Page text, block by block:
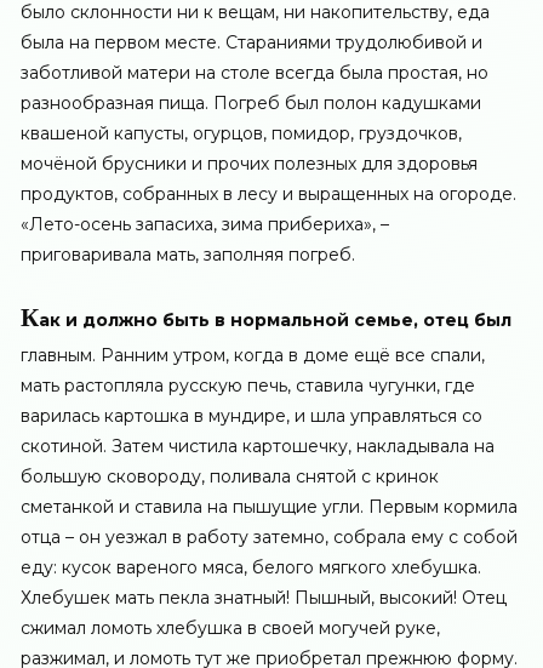
было склонности ни к вещам, ни накопительству, еда
была на первом месте. Стараниями трудолюбивой и
заботливой матери на столе всегда была простая, но
разнообразная пища. Погреб был полон кадушками
квашеной капусты, огурцов, помидор, груздочков,
мочёной брусники и прочих полезных для здоровья
продуктов, собранных в лесу и выращенных на огороде.
«Лето-осень запасиха, зима прибериха», –
приговаривала мать, заполняя погреб.
Как и должно быть в нормальной семье, отец был
главным. Ранним утром, когда в доме ещё все спали,
мать растопляла русскую печь, ставила чугунки, где
варилась картошка в мундире, и шла управляться со
скотиной. Затем чистила картошечку, накладывала на
большую сковороду, поливала снятой с кринок
сметанкой и ставила на пышущие угли. Первым кормила
отца – он уезжал в работу затемно, собрала ему с собой
еду: кусок вареного мяса, белого мягкого хлебушка.
Хлебушек мать пекла знатный! Пышный, высокий! Отец
сжимал ломоть хлебушка в своей могучей руке,
разжимал, и ломоть тут же приобретал прежнюю форму.